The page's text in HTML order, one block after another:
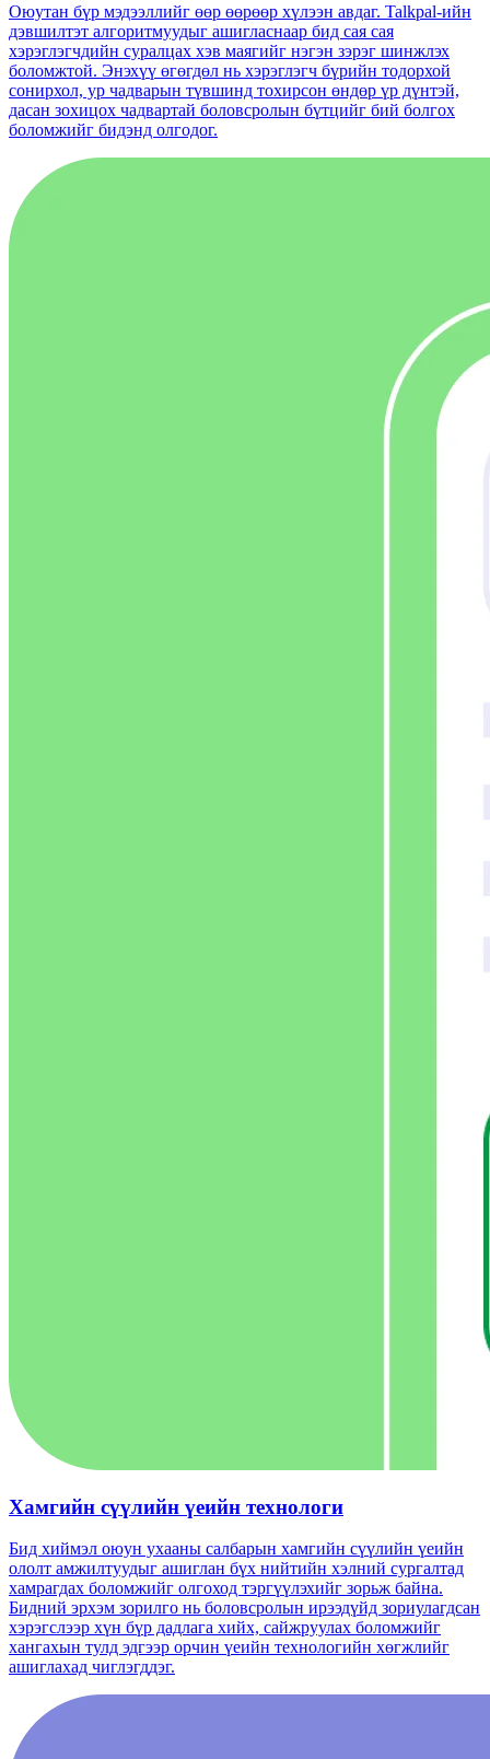
Оюутан бүр мэдээллийг өөр өөрөөр хүлээн авдаг. Talkpal-ийн
дэвшилтэт алгоритмуудыг ашигласнаар бид сая сая
хэрэглэгчдийн суралцах хэв маягийг нэгэн зэрэг шинжлэх
боломжтой. Энэхүү өгөгдөл нь хэрэглэгч бүрийн тодорхой
сонирхол, ур чадварын түвшинд тохирсон өндөр үр дүнтэй,
дасан зохицох чадвартай боловсролын бүтцийг бий болгох
боломжийг бидэнд олгодог.
Хамгийн сүүлийн үеийн технологи
Бид хиймэл оюун ухааны салбарын хамгийн сүүлийн үеийн
ололт амжилтуудыг ашиглан бүх нийтийн хэлний сургалтад
хамрагдах боломжийг олгоход тэргүүлэхийг зорьж байна.
Бидний эрхэм зорилго нь боловсролын ирээдүйд зориулагдсан
хэрэгслээр хүн бүр дадлага хийх, сайжруулах боломжийг
хангахын тулд эдгээр орчин үеийн технологийн хөгжлийг
ашиглахад чиглэгддэг.